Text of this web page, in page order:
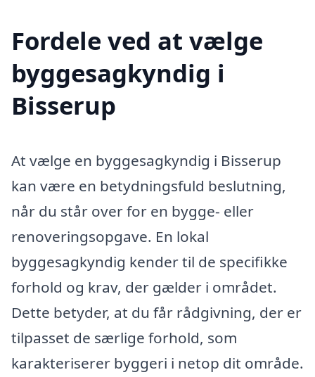
Fordele ved at vælge
byggesagkyndig i
Bisserup
At vælge en byggesagkyndig i Bisserup
kan være en betydningsfuld beslutning,
når du står over for en bygge- eller
renoveringsopgave. En lokal
byggesagkyndig kender til de specifikke
forhold og krav, der gælder i området.
Dette betyder, at du får rådgivning, der er
tilpasset de særlige forhold, som
karakteriserer byggeri i netop dit område.